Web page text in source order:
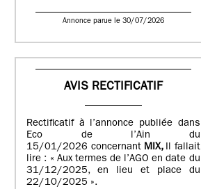
Annonce parue le 30/07/2026
AVIS RECTIFICATIF
Rectificatif à l’annonce publiée dans
Eco de l’Ain du
15/01/2026 concernant MIX, Il fallait
lire : « Aux termes de l’AGO en date du
31/12/2025, en lieu et place du
22/10/2025 ».